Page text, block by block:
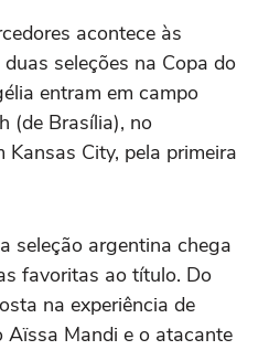
acontece às
seleções na Copa do
entram em campo
(de Brasília), no
City, pela primeira
seleção argentina chega
favoritas ao título. Do
na experiência de
Aïssa Mandi e o atacante